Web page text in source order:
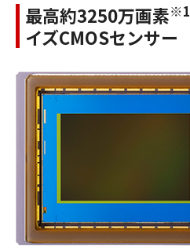
最高約3250万画素※1
イズCMOSセンサー